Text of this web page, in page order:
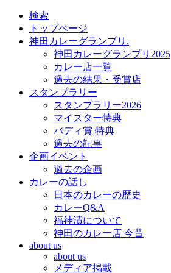
検索
トップページ
神田カレーグランプリ.
神田カレーグランプリ2025
カレー店一覧
過去の結果・受賞店
スタンプラリー
スタンプラリー2026
マイスター特典
バディ賞 特典
過去の記事
企画イベント
過去の企画
カレーの話し
日本のカレーの歴史
カレーQ&A
福神漬について
神田のカレー店 今昔
about us
about us
メディア掲載